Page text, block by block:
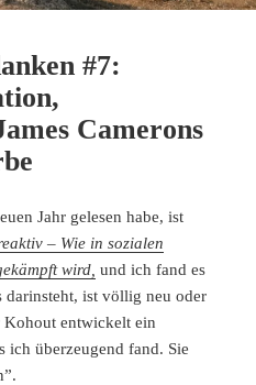
#7:
Camerons
Jahr gelesen habe, ist
– Wie in sozialen
wird, und ich fand es
darinsteht, ist völlig neu oder
Kohout entwickelt ein
ich überzeugend fand. Sie